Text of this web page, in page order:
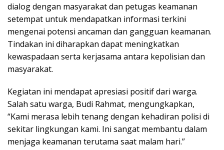
dialog dengan masyarakat dan petugas keamanan
setempat untuk mendapatkan informasi terkini
mengenai potensi ancaman dan gangguan keamanan.
Tindakan ini diharapkan dapat meningkatkan
kewaspadaan serta kerjasama antara kepolisian dan
masyarakat.
Kegiatan ini mendapat apresiasi positif dari warga.
Salah satu warga, Budi Rahmat, mengungkapkan,
“Kami merasa lebih tenang dengan kehadiran polisi di
sekitar lingkungan kami. Ini sangat membantu dalam
menjaga keamanan terutama saat malam hari.”